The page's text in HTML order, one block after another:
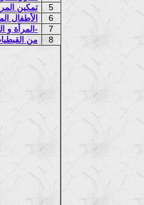
تمكين
5
الأطفال
6
المرأة و اللجوء: حين لا يبقى من الوطن سوى الخوف - مقال رأي-
7
من 8